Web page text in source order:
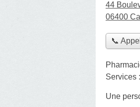
44
06400
📞
Services :
Une